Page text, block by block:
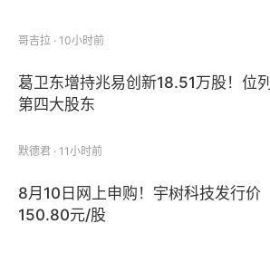
哥吉拉 · 10小时前
葛卫东增持兆易创新18.51万股！位列
第四大股东
默德君 · 11小时前
8月10日网上申购！宇树科技发行价
150.80元/股